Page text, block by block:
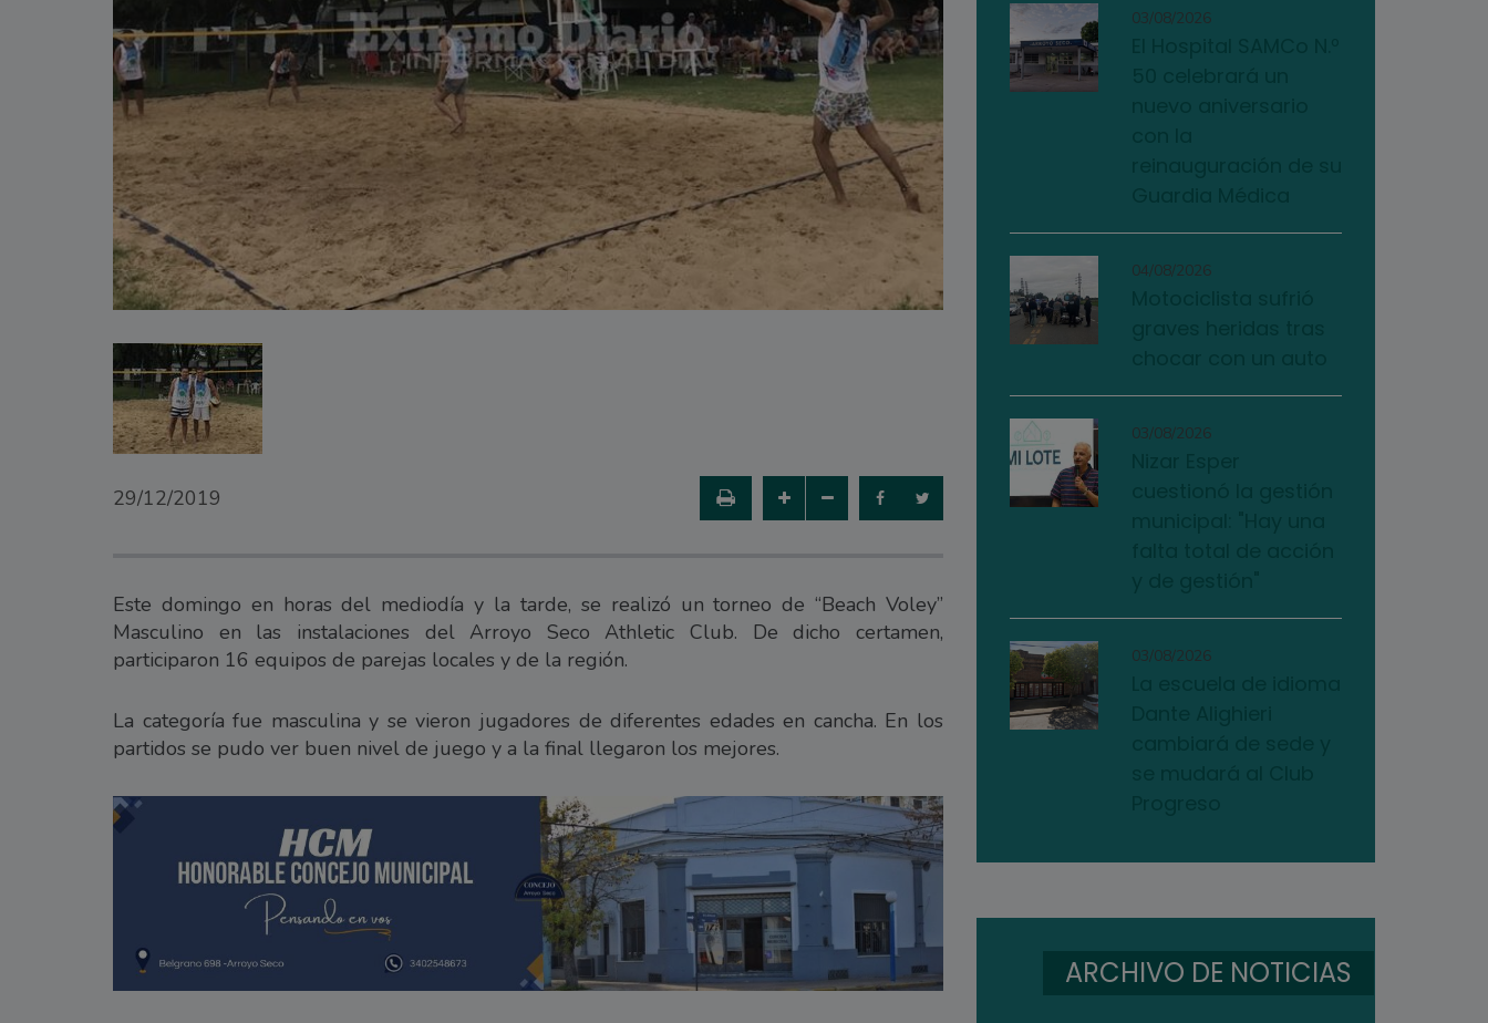
29/12/2019
Este domingo en horas del mediodía y la tarde, se realizó un torneo de “Beach Voley”
Masculino en las instalaciones del Arroyo Seco Athletic Club. De dicho certamen,
participaron 16 equipos de parejas locales y de la región.
La categoría fue masculina y se vieron jugadores de diferentes edades en cancha. En los
partidos se pudo ver buen nivel de juego y a la final llegaron los mejores.
03/08/2026
04/08/2026
03/08/2026
03/08/2026
ARCHIVO DE NOTICIAS